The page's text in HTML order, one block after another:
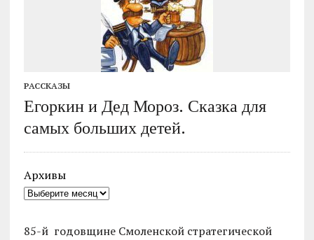
РАССКАЗЫ
Егоркин и Дед Мороз. Сказка для
самых больших детей.
Архивы
85-й годовщине Смоленской стратегической